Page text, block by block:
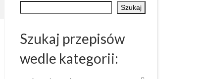
Szukaj
Szukaj przepisów
wedle kategorii: